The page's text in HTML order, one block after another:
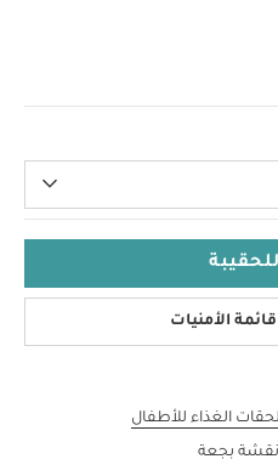
الأمنيات
الغذاء للأطفال
بجعة